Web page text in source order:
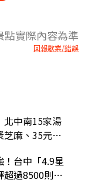
點實際內容為準
回報歇業/錯誤
北中南15家湯
芝麻、35元圓
！台中「4.9星
超過8500則，